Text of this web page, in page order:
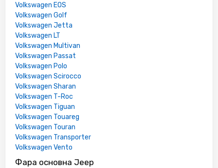
Volkswagen EOS
Volkswagen Golf
Volkswagen Jetta
Volkswagen LT
Volkswagen Multivan
Volkswagen Passat
Volkswagen Polo
Volkswagen Scirocco
Volkswagen Sharan
Volkswagen T-Roc
Volkswagen Tiguan
Volkswagen Touareg
Volkswagen Touran
Volkswagen Transporter
Volkswagen Vento
Фара основна Jeep